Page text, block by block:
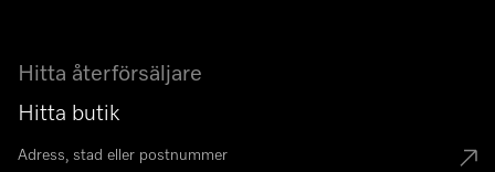
Hitta återförsäljare
Hitta butik